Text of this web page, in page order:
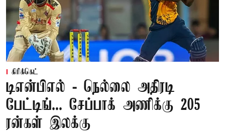
கிரிக்கெட்
டிஎன்பிஎல் - நெல்லை அதிரடி
பேட்டிங்... சேப்பாக் அணிக்கு 205
ரன்கள் இலக்கு